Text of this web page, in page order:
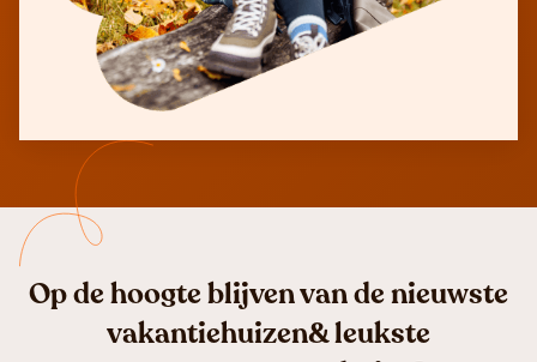
Op de hoogte blijven van de nieuwste
vakantiehuizen& leukste